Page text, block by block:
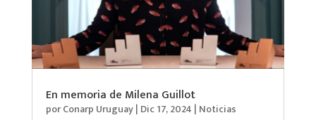
En memoria de Milena Guillot
porConarp Uruguay| Dic 17, 2024 | Noticias